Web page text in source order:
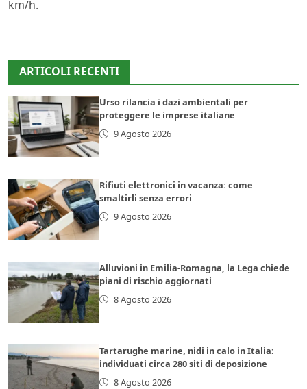
km/h.
ARTICOLI RECENTI
Urso rilancia i dazi ambientali per
proteggere le imprese italiane
9 Agosto 2026
Rifiuti elettronici in vacanza: come
smaltirli senza errori
9 Agosto 2026
Alluvioni in Emilia-Romagna, la Lega chiede
piani di rischio aggiornati
8 Agosto 2026
Tartarughe marine, nidi in calo in Italia:
individuati circa 280 siti di deposizione
8 Agosto 2026